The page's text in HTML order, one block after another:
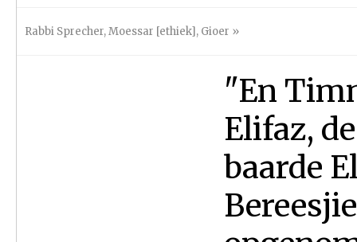
Rabbi Sprecher,Moessar [ethiek], Gioer »
"En
Elifaz,
baarde